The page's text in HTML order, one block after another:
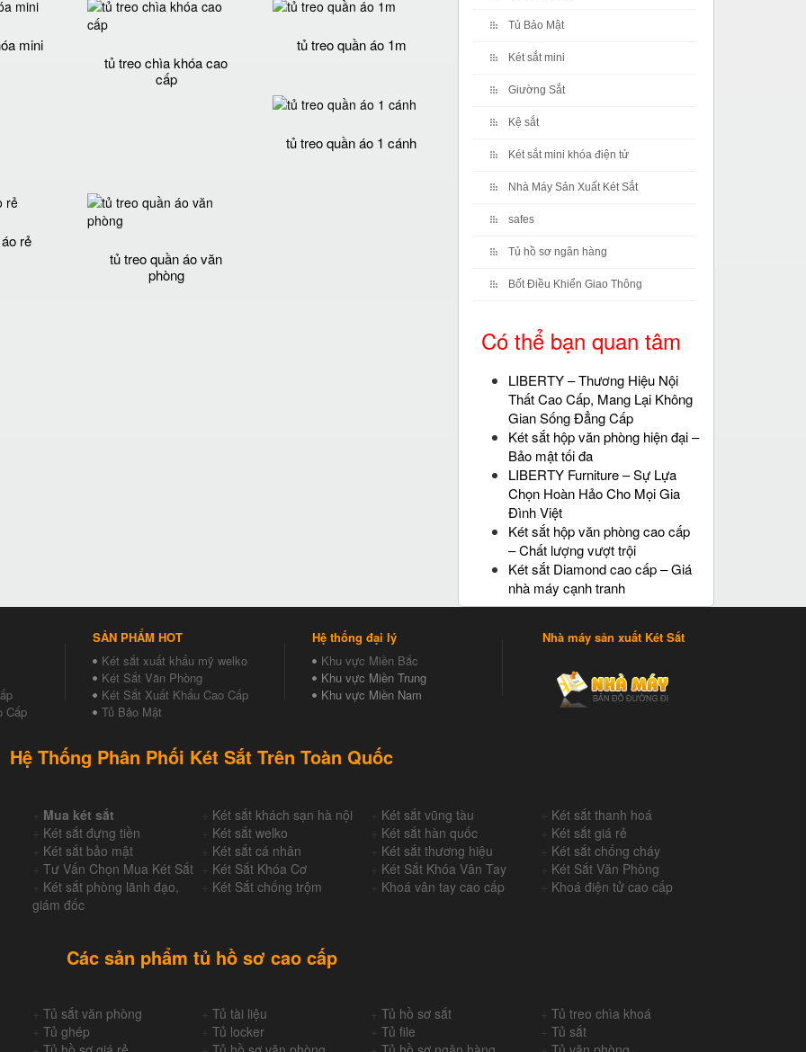
mini
tủ treo chìa khóa cao
cấp
tủ treo quần áo 1m
tủ treo quần áo 1 cánh
rẻ
tủ treo quần áo văn
phòng
Tủ Bảo Mật
Két sắt mini
Giường Sắt
Kệ sắt
Két sắt mini khóa điện tử
Nhà Máy Sản Xuất Két Sắt
safes
Tủ hồ sơ ngân hàng
Bốt Điều Khiển Giao Thông
Có thể bạn quan tâm
LIBERTY – Thương Hiệu Nội
Thất Cao Cấp, Mang Lại Không
Gian Sống Đẳng Cấp
Két sắt hộp văn phòng hiện đại –
Bảo mật tối đa
LIBERTY Furniture – Sự Lựa
Chọn Hoàn Hảo Cho Mọi Gia
Đình Việt
Két sắt hộp văn phòng cao cấp
– Chất lượng vượt trội
Két sắt Diamond cao cấp – Giá
nhà máy cạnh tranh
Cấp
SẢN PHẨM HOT
Két sắt xuất khẩu mỹ welko
Két Sắt Văn Phòng
Két Sắt Xuất Khẩu Cao Cấp
Tủ Bảo Mật
Hệ thống đại lý
Khu vực Miền Bắc
Khu vực Miền Trung
Khu vực Miền Nam
Nhà máy sản xuất Két Sắt
Hệ Thống Phân Phối Két Sắt Trên Toàn Quốc
Mua két sắt Két sắt khách sạn hà nội Két sắt vũng tàu
Két sắt thanh hoá
Két sắt đựng tiền Két sắt welko Két sắt hàn quốc
Két sắt giá rẻ
Két sắt bảo mật Két sắt cá nhân Két sắt thương hiệu
Két sắt chống cháy
Tư Vấn Chọn Mua Két Sắt Két Sắt Khóa Cơ Két Sắt Khóa Vân Tay
Két Sắt Văn Phòng
Két sắt phòng lãnh đạo,
giám đốc
Két Sắt chống trộm Khoá vân tay cao cấp Khoá điện tử cao cấp
Các sản phẩm tủ hồ sơ cao cấp
Tủ sắt văn phòng Tủ tài liệu +Tủ hồ sơ sắt
Tủ treo chìa khoá
Tủ ghép Tủ locker +Tủ file
Tủ sắt